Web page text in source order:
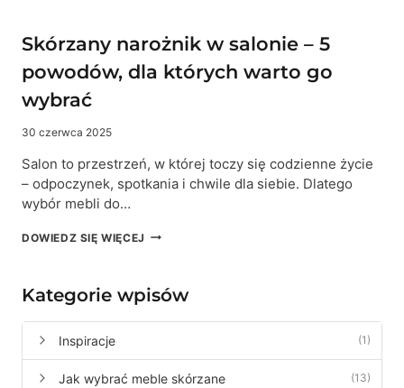
Skórzany narożnik w salonie – 5
powodów, dla których warto go
wybrać
30 czerwca 2025
Salon to przestrzeń, w której toczy się codzienne życie
– odpoczynek, spotkania i chwile dla siebie. Dlatego
wybór mebli do…
DOWIEDZ SIĘ WIĘCEJ SKÓRZANY
–
KTÓRYCH
WARTO
Kategorie wpisów
Inspiracje (1)
Jak wybrać meble skórzane (13)